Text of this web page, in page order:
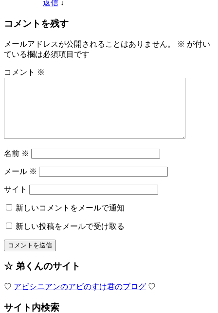
返信 ↓
コメントを残す
メールアドレスが公開されることはありません。 ※ が付い
ている欄は必須項目です
コメント ※
名前 ※
メール ※
サイト
新しいコメントをメールで通知
新しい投稿をメールで受け取る
☆ 弟くんのサイト
♡ アビシニアンのアビのすけ君のブログ ♡
サイト内検索